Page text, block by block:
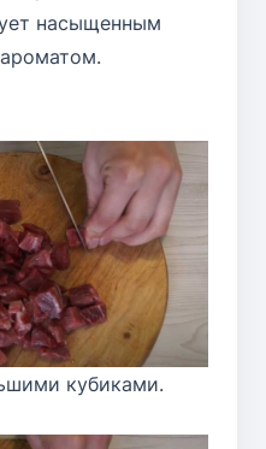
насыщенным
кубиками.